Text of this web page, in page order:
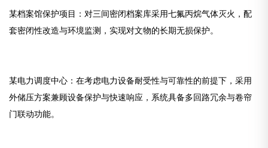
某档案馆保护项目：对三间密闭档案库采用七氟丙烷气体灭火，配
套密闭性改造与环境监测，实现对文物的长期无损保护。
某电力调度中心：在考虑电力设备耐受性与可靠性的前提下，采用
外储压方案兼顾设备保护与快速响应，系统具备多回路冗余与卷帘
门联动功能。